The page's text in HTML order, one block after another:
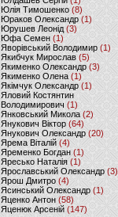
Юлія Тимошенко (8)
Юраков Олександр (1)
Юрушев Леонід (3)
Юфа Семен (1)
Яворівський Володимир (1)
Якибчук Мирослав (5)
Якименко Олександр (3)
Якименко Олена(1)
Якімчук Олександр (1)
Яловий Костянтин
Володимирович (1)
Янковський Микола(2)
Янукович Віктор (64)
Янукович Олександр(20)
Ярема Віталій(4)
Яременко Богдан(1)
Яресько Наталія(1)
Ярославський Олександр (3)
Ярош Дмитро (4)
Ясинський Олександр (1)
Яценко Антон(58)
Яценюк Арсеній (147)